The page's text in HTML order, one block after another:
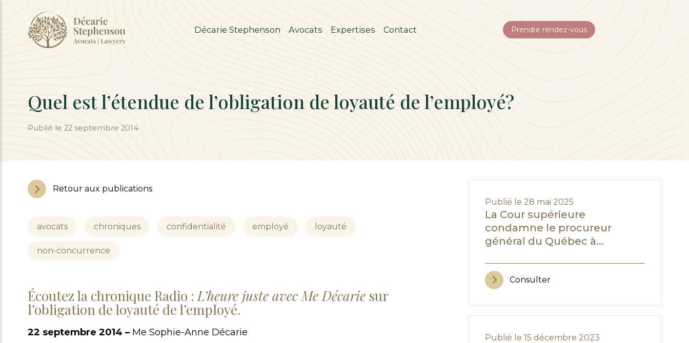
Décarie Stephenson Avocats Expertises Contact Prendre rendez-vous
Quel est l’étendue de l’obligation de loyauté de l’employé?
Publié le 22 septembre 2014
Retour aux publications
avocats chroniques confidentialité employé loyauté
non-concurrence
Écoutez la chronique Radio : L’heure juste avec Me Décariesur
l’obligation de loyauté de l’employé.
22 septembre 2014 – Me Sophie-Anne Décarie
Publié le 28 mai 2025
La Cour supérieure
condamne le procureur
général du Québec à...
Consulter
Publié le 15 décembre 2023